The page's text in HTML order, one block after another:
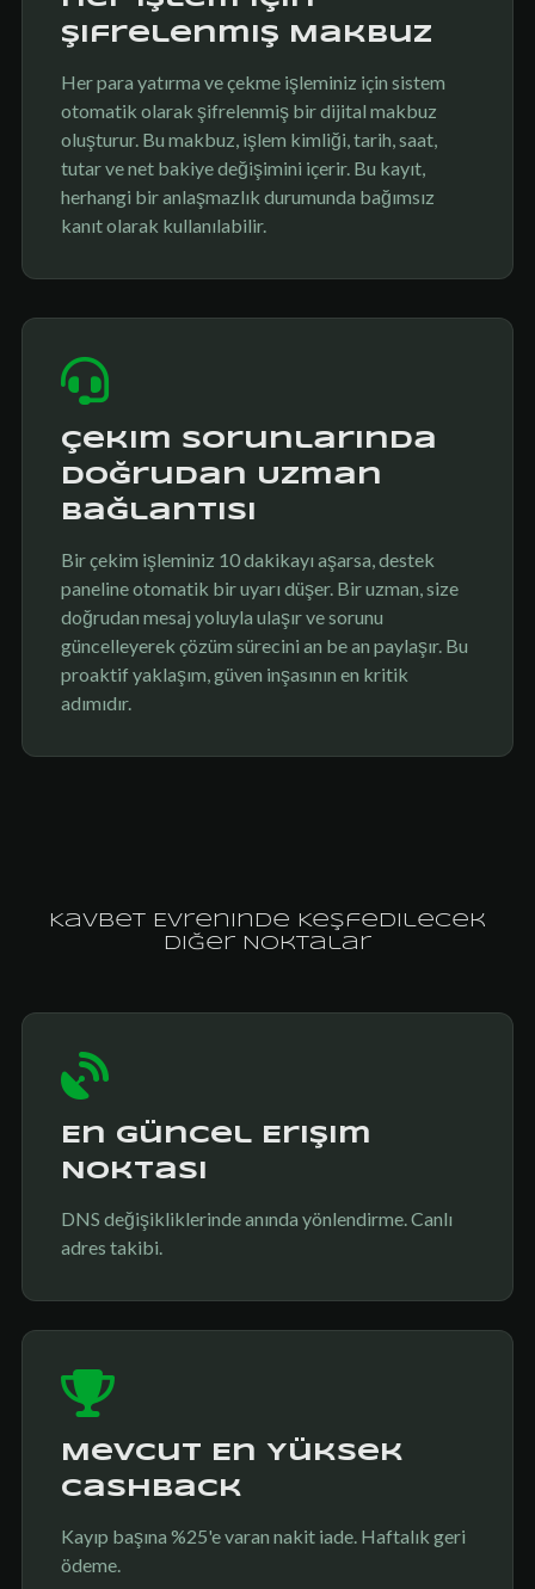
Şifrelenmiş Makbuz
Her para yatırma ve çekme işleminiz için sistem
otomatik olarak şifrelenmiş bir dijital makbuz
oluşturur. Bu makbuz, işlem kimliği, tarih, saat,
tutar ve net bakiye değişimini içerir. Bu kayıt,
herhangi bir anlaşmazlık durumunda bağımsız
kanıt olarak kullanılabilir.
Çekim Sorunlarında
Doğrudan Uzman
Bağlantısı
Bir çekim işleminiz 10 dakikayı aşarsa, destek
paneline otomatik bir uyarı düşer. Bir uzman, size
doğrudan mesaj yoluyla ulaşır ve sorunu
güncelleyerek çözüm sürecini an be an paylaşır. Bu
proaktif yaklaşım, güven inşasının en kritik
adımıdır.
Kavbet Evreninde Keşfedilecek
Diğer Noktalar
En Güncel Erişim
Noktası
DNS değişikliklerinde anında yönlendirme. Canlı
adres takibi.
Mevcut En Yüksek
Cashback
Kayıp başına %25'e varan nakit iade. Haftalık geri
ödeme.